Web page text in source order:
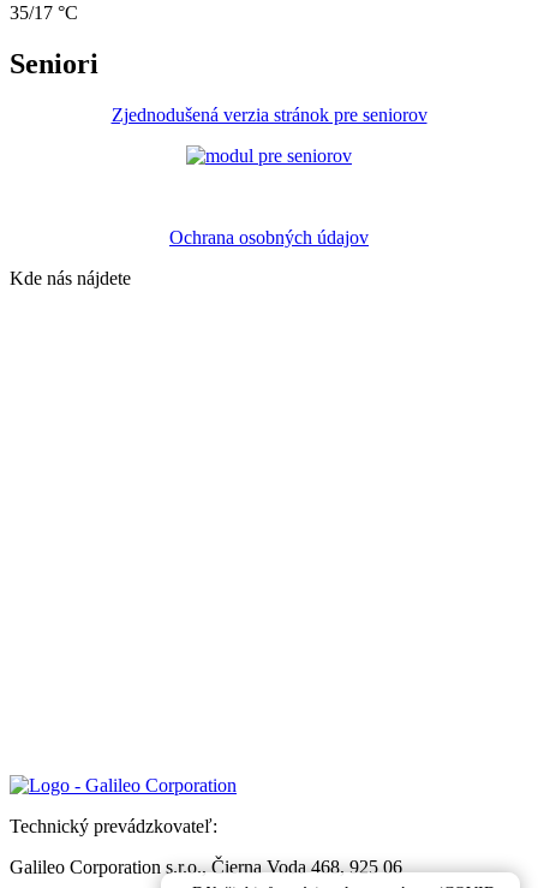
35/17 °C
Seniori
Zjednodušená verzia stránok pre seniorov
Ochrana osobných údajov
Kde nás nájdete
Technický prevádzkovateľ:
Galileo Corporation s.r.o., Čierna Voda 468, 925 06